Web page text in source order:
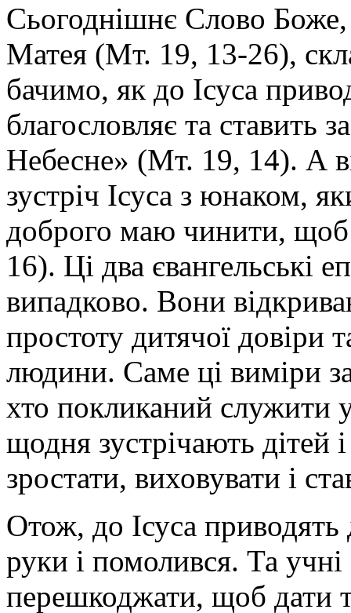
Сьогоднішнє Слово Боже,
Матея (Мт. 19, 13-26),
бачимо, як до Ісуса
благословляє та ставить
Небесне» (Мт. 19, 14). А
зустріч Ісуса з юнаком,
доброго маю чинити,
16). Ці два євангельські
випадково. Вони
простоту дитячої довіри
людини. Саме ці виміри
хто покликаний служити
щодня зустрічають
зростати, виховувати і
Отож, до Ісуса
руки і помолився. Та
перешкоджати, щоб дати